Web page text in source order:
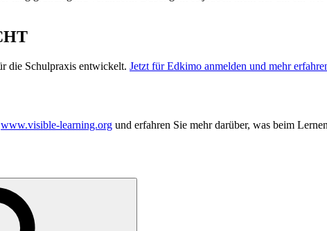
die Schulpraxis entwickelt. Jetzt für Edkimo anmelden und mehr
www.visible-learning.org und erfahren Sie mehr darüber, was beim